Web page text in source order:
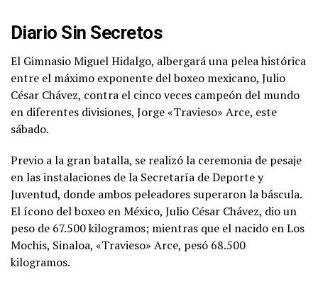
Diario Sin Secretos
El Gimnasio Miguel Hidalgo, albergará una pelea histórica
entre el máximo exponente del boxeo mexicano, Julio
César Chávez, contra el cinco veces campeón del mundo
en diferentes divisiones, Jorge «Travieso» Arce, este
sábado.
Previo a la gran batalla, se realizó la ceremonia de pesaje
en las instalaciones de la Secretaría de Deporte y
Juventud, donde ambos peleadores superaron la báscula.
El ícono del boxeo en México, Julio César Chávez, dio un
peso de 67.500 kilogramos; mientras que el nacido en Los
Mochis, Sinaloa, «Travieso» Arce, pesó 68.500
kilogramos.